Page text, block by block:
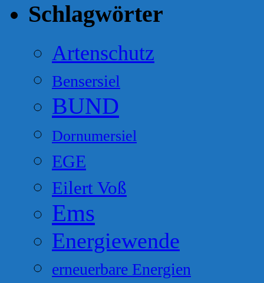
Schlagwörter
Artenschutz
Bensersiel
BUND
Dornumersiel
EGE
Eilert Voß
Ems
Energiewende
erneuerbare Energien